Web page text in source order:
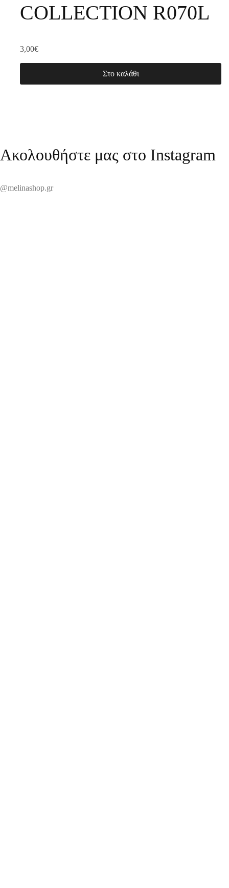
COLLECTION R070L
3,00€
Στο καλάθι
Ακολουθήστε μας στο Instagram
@melinashop.gr